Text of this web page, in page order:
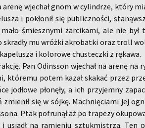
wje­chał gnom w cy­lin­drze, który
i po­kło­nił się pu­blicz­no­ści,
śmiesz­ny­mi żar­ci­ka­mi, ale nie był
skra­dły mu wróż­ki akro­bat­ki oraz troll
i ko­lo­ro­we chu­s­tecz­ki z rę­ka­wa.
Pan Od­ins­son wje­chał na arenę na
któ­re­mu potem kazał ska­kać przez
jo­dło­we pło­nę­ły, a ich przy­jem­ny
się w sójkę. Mach­nię­cia­mi jej
Ptak po­fru­nął aż po tra­pe­zy
usiadł na ra­mie­niu sztuk­mi­strza. Ten